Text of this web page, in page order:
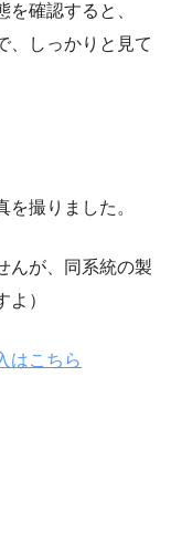
確認すると、
、しっかりと見て
撮りました。
んが、同系統の製
）
はこちら